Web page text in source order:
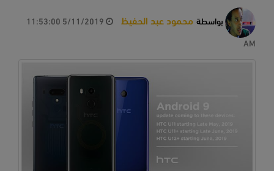
بواسطة محمود عبد الحفيظ
5/11/2019 11:53:00
AM